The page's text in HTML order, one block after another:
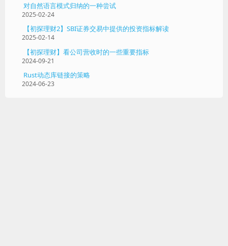
对自然语言模式归纳的一种尝试
2025-02-24
【初探理财2】SBI证券交易中提供的投资指标解读
2025-02-14
【初探理财】看公司营收时的一些重要指标
2024-09-21
Rust动态库链接的策略
2024-06-23